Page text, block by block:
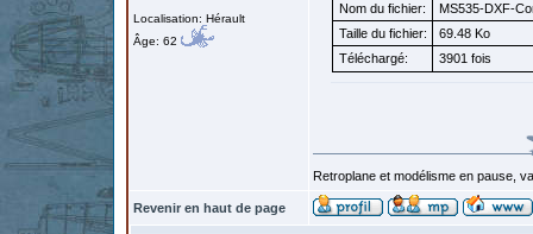
Localisation: Hérault
Âge: 62
Nom du fichier:
MS535-DXF-
Taille du fichier:
69.48 Ko
Téléchargé:
3901 fois
Retroplane et modélisme en pause,
Revenir en haut de page